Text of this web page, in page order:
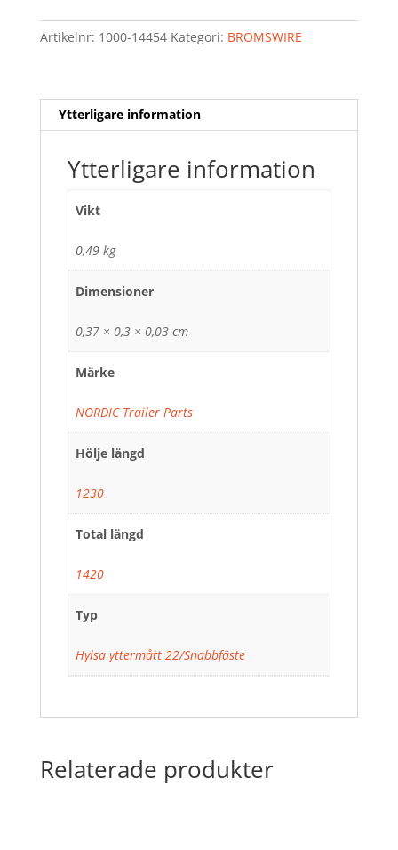
1230/1420
Artikelnr: 1000-14454 Kategori: BROMSWIRE
Ytterligare information
Ytterligare information
Vikt
0,49 kg
Dimensioner
0,37 × 0,3 × 0,03 cm
Märke
NORDIC Trailer Parts
Hölje längd
1230
Total längd
1420
Typ
Hylsa yttermått 22/Snabbfäste
Relaterade produkter